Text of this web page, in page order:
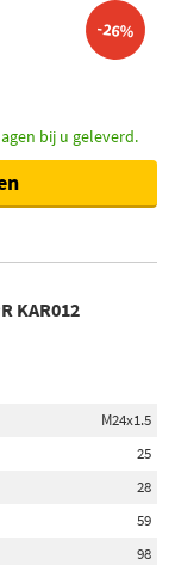
-26%
bij u geleverd.
KAR012
M24x1.5
25
28
59
98